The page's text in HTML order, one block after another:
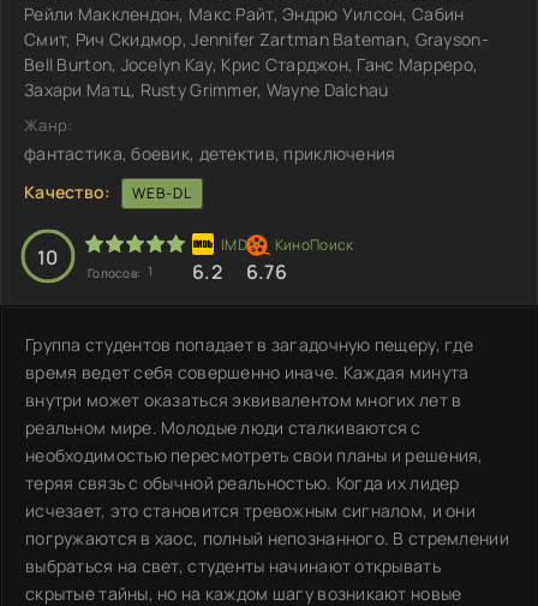
Рейли Макклендон, Макс Райт, Эндрю Уилсон, Сабин
Смит, Рич Скидмор, Jennifer Zartman Bateman, Grayson-
Bell Burton, Jocelyn Kay, Крис Старджон, Ганс Марреро,
Захари Матц, Rusty Grimmer, Wayne Dalchau
Жанр:
фантастика, боевик, детектив, приключения
Качество:
WEB-DL
10
Голосов: 1 6.2 6.76
Группа студентов попадает в загадочную пещеру, где
время ведет себя совершенно иначе. Каждая минута
внутри может оказаться эквивалентом многих лет в
реальном мире. Молодые люди сталкиваются с
необходимостью пересмотреть свои планы и решения,
теряя связь с обычной реальностью. Когда их лидер
исчезает, это становится тревожным сигналом, и они
погружаются в хаос, полный непознанного. В стремлении
выбраться на свет, студенты начинают открывать
скрытые тайны, но на каждом шагу возникают новые